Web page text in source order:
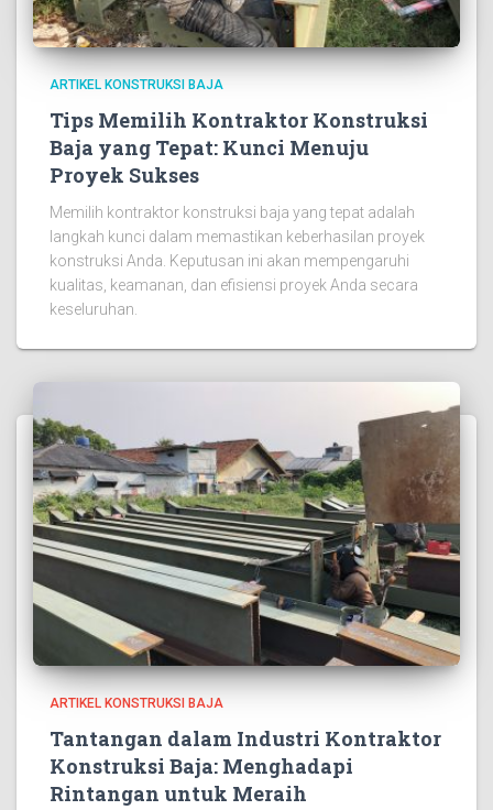
ARTIKEL KONSTRUKSI BAJA
Tips Memilih Kontraktor Konstruksi
Baja yang Tepat: Kunci Menuju
Proyek Sukses
Memilih kontraktor konstruksi baja yang tepat adalah
langkah kunci dalam memastikan keberhasilan proyek
konstruksi Anda. Keputusan ini akan mempengaruhi
kualitas, keamanan, dan efisiensi proyek Anda secara
keseluruhan.
ARTIKEL KONSTRUKSI BAJA
Tantangan dalam Industri Kontraktor
Konstruksi Baja: Menghadapi
Rintangan untuk Meraih